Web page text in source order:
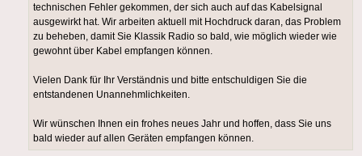
technischen Fehler gekommen, der sich auch auf das Kabelsignal
ausgewirkt hat. Wir arbeiten aktuell mit Hochdruck daran, das Problem
zu beheben, damit Sie Klassik Radio so bald, wie möglich wieder wie
gewohnt über Kabel empfangen können.
Vielen Dank für Ihr Verständnis und bitte entschuldigen Sie die
entstandenen Unannehmlichkeiten.
Wir wünschen Ihnen ein frohes neues Jahr und hoffen, dass Sie uns
bald wieder auf allen Geräten empfangen können.